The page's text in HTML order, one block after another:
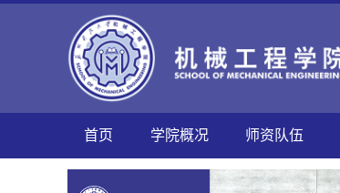
首页 学院概况 师资队伍